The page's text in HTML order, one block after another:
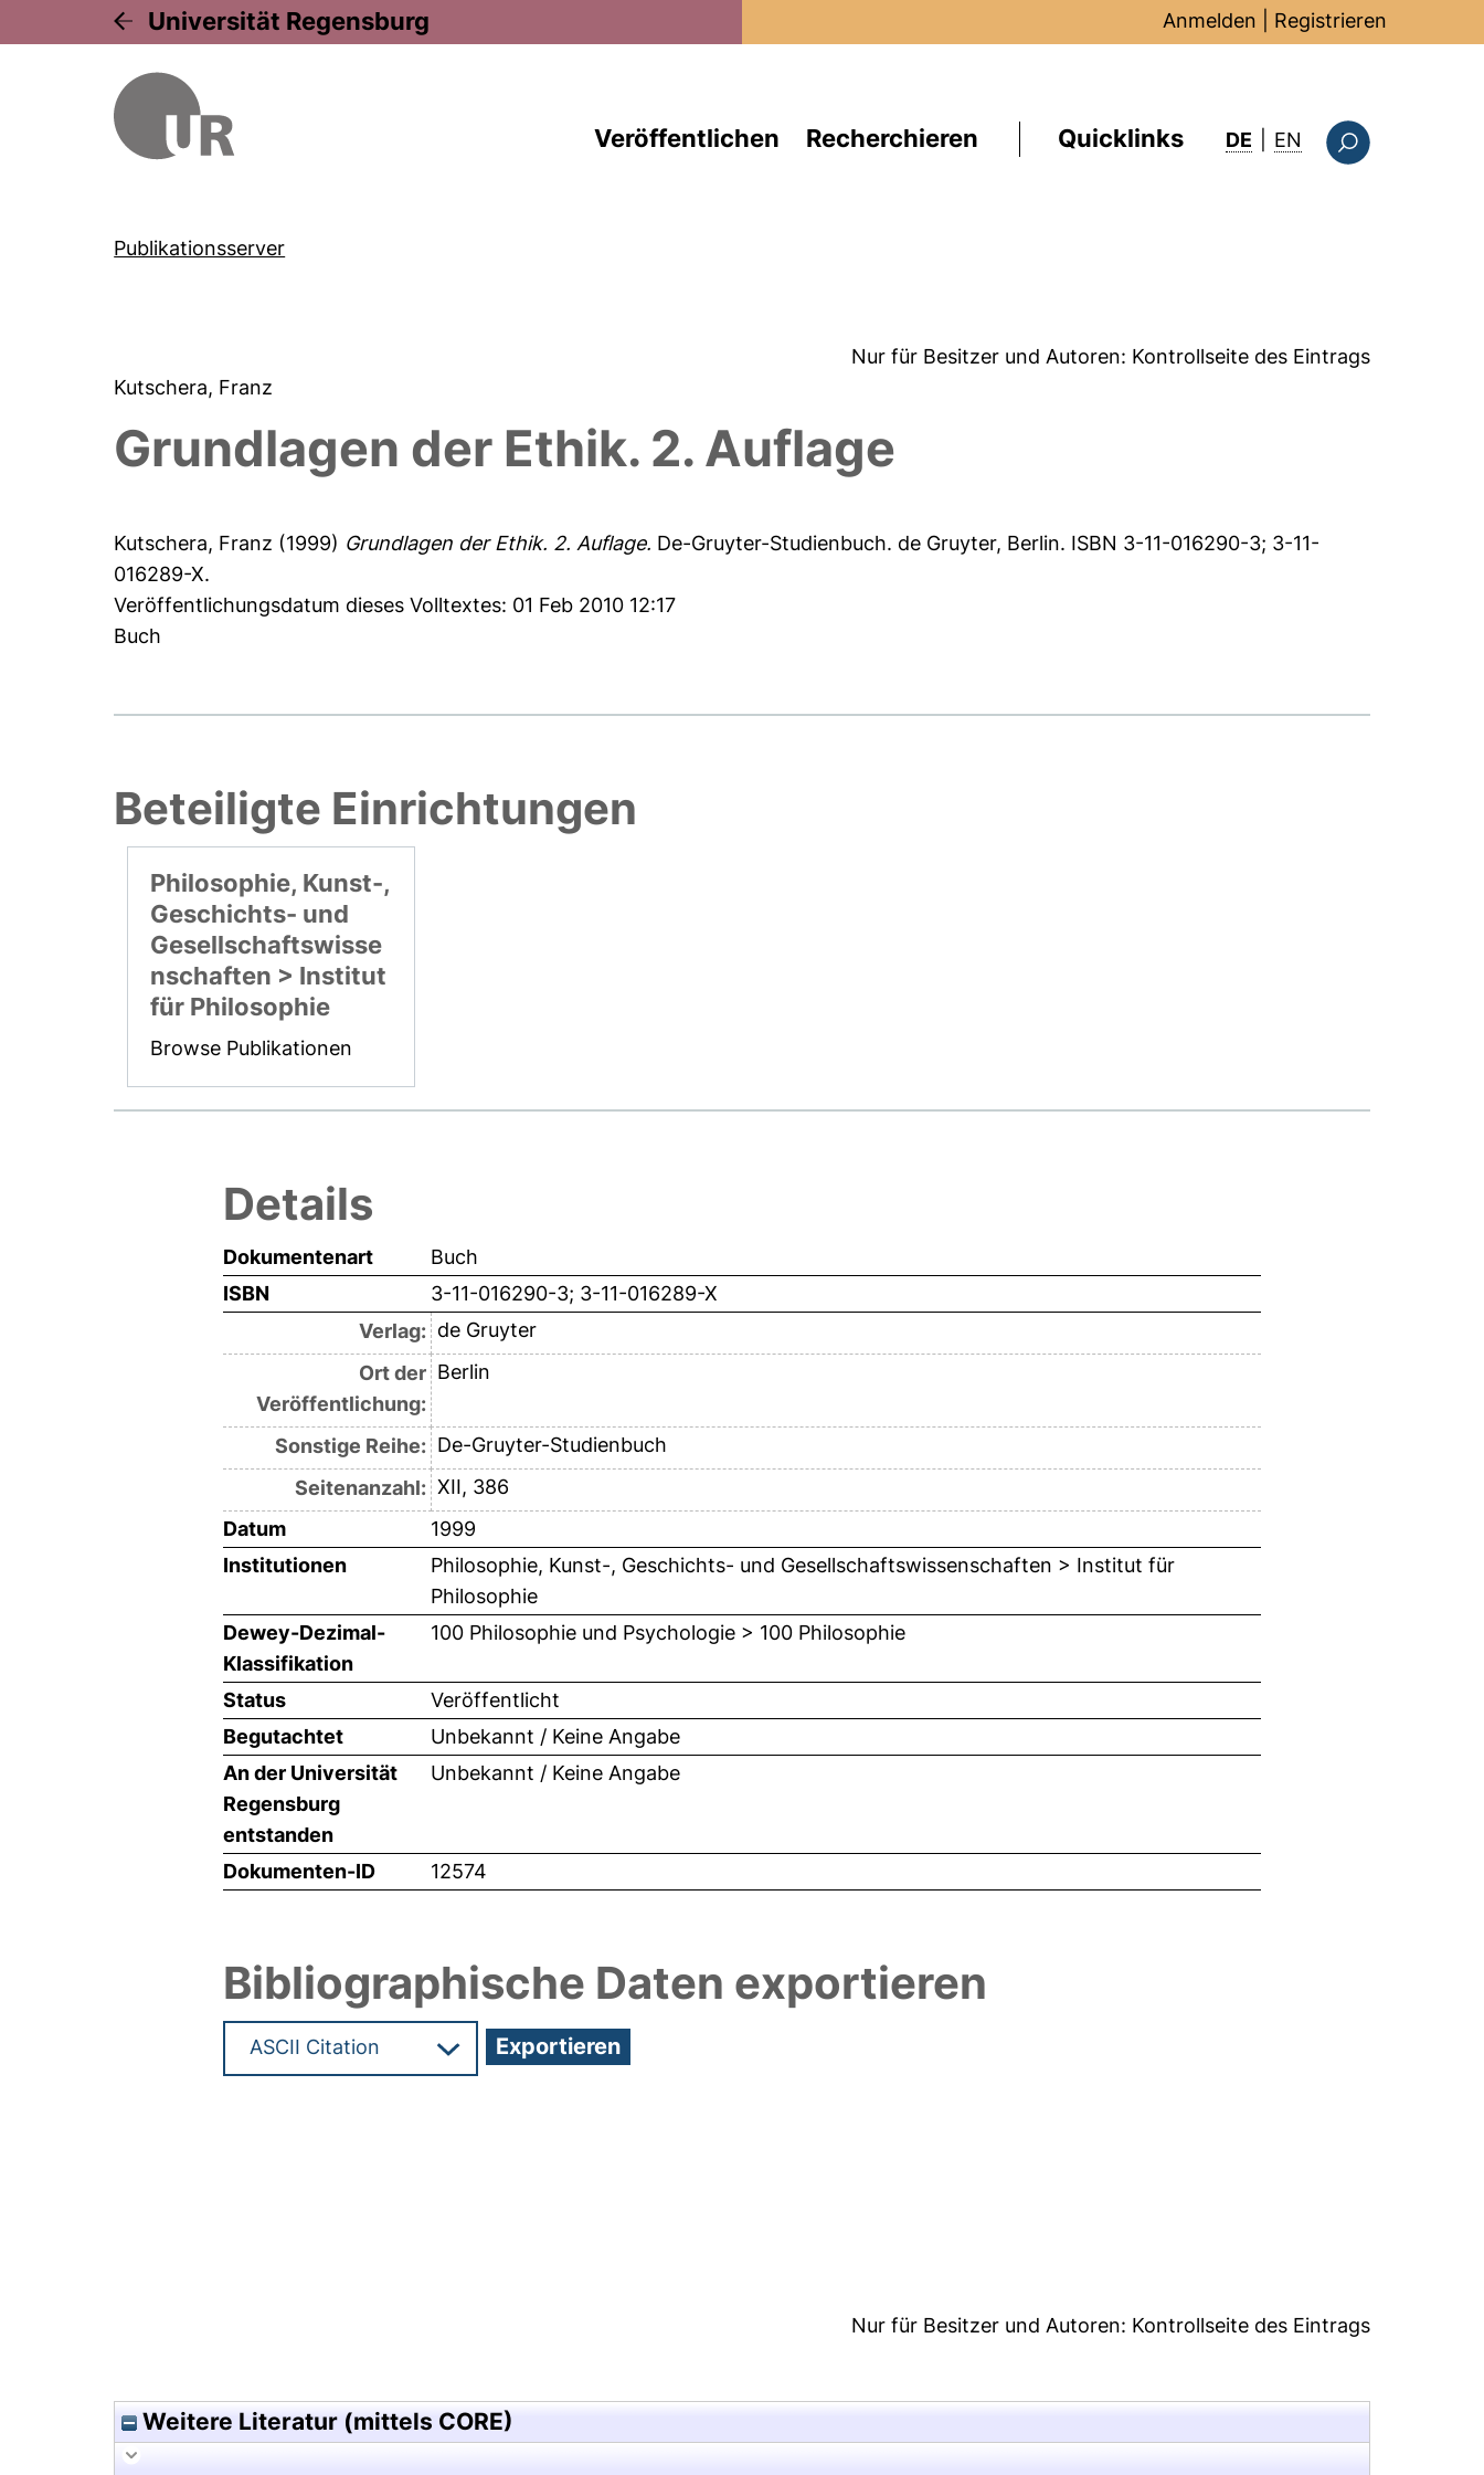
Universität Regensburg Anmelden Registrieren
Veröffentlichen Recherchieren Quicklinks DE EN : this page in
Publikationsserver
Nur für Besitzer und Autoren: Kontrollseite des Eintrags
Kutschera, Franz
Grundlagen der Ethik. 2. Auflage
Kutschera, Franz (1999) Grundlagen der Ethik. 2. Auflage. De-Gruyter-Studienbuch. de Gruyter, Berlin. ISBN 3-11-016290-3; 3-11-
016289-X.
Veröffentlichungsdatum dieses Volltextes: 01 Feb 2010 12:17
Buch
Beteiligte Einrichtungen
Philosophie, Kunst-,
Geschichts- und
Gesellschaftswisse
nschaften > Institut
für Philosophie
Browse Publikationen
Details
Dokumentenart
Buch
ISBN
3-11-016290-3; 3-11-016289-X
Verlag: de Gruyter
Ort der
Veröffentlichung:
Berlin
Sonstige Reihe: De-Gruyter-Studienbuch
Seitenanzahl: XII, 386
Datum
1999
Institutionen
Philosophie, Kunst-, Geschichts- und Gesellschaftswissenschaften > Institut für
Philosophie
Dewey-Dezimal-
Klassifikation
100 Philosophie und Psychologie > 100 Philosophie
Status
Veröffentlicht
Begutachtet
Unbekannt / Keine Angabe
An der Universität
Regensburg
entstanden
Unbekannt / Keine Angabe
Dokumenten-ID 12574
Bibliographische Daten exportieren
Nur für Besitzer und Autoren: Kontrollseite des Eintrags
Weitere Literatur (mittels CORE)